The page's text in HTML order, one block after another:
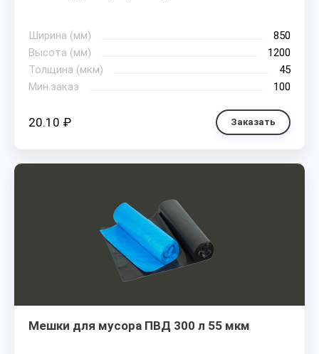
Ширина (мм)
850
Высота (мм)
1200
Толщина (мкм)
45
Мин.заказ
100
20.10 ₽ Заказать
Мешки для мусора ПВД 300 л 55 мкм